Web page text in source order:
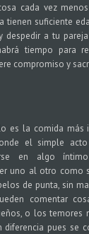
cada vez
tienen suficiente
despedir a tu
tiempo para
compromiso y
es la comida más
el simple
en algo
uno al otro como
de punta, sin
comentar
o los temores
diferencia pues se